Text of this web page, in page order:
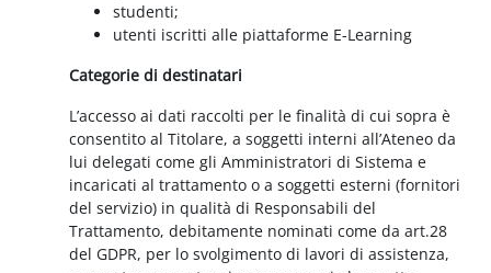
studenti;
utenti iscritti alle piattaforme E-Learning
Categorie di destinatari
L’accesso ai dati raccolti per le finalità di cui sopra è
consentito al Titolare, a soggetti interni all’Ateneo da
lui delegati come gli Amministratori di Sistema e
incaricati al trattamento o a soggetti esterni (fornitori
del servizio) in qualità di Responsabili del
Trattamento, debitamente nominati come da art.28
del GDPR, per lo svolgimento di lavori di assistenza,